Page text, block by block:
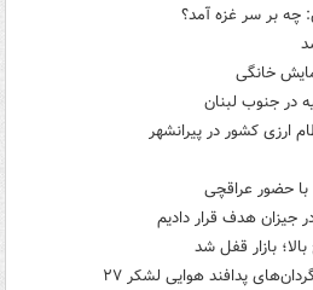
خانگی
در جنوب لبنان
ارزی کشور در پیرانشهر
با حضور عراقچی
جیزان هدف قرار دادیم
بازار قفل شد
پدافند هوایی لشکر ۲۷